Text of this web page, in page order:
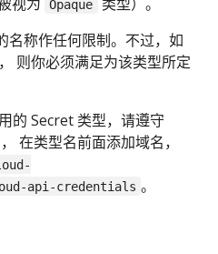
Opaque
称作任何限制。不过，如
则你必须满足为该类型所定
的 Secret 类型，请遵守
在类型名前面添加域名，
api-credentials 。